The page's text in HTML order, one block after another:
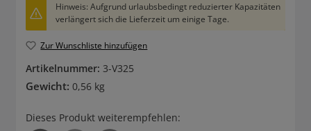
Hinweis: Aufgrund urlaubsbedingt reduzierter Kapazitäten
verlängert sich die Lieferzeit um einige Tage.
Zur Wunschliste hinzufügen
Artikelnummer: 3-V325
Gewicht: 0,56 kg
Dieses Produkt weiterempfehlen: